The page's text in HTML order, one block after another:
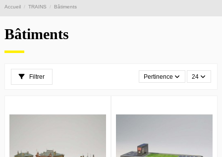
Accueil TRAINS Bâtiments
Bâtiments
Filtrer Pertinence 24